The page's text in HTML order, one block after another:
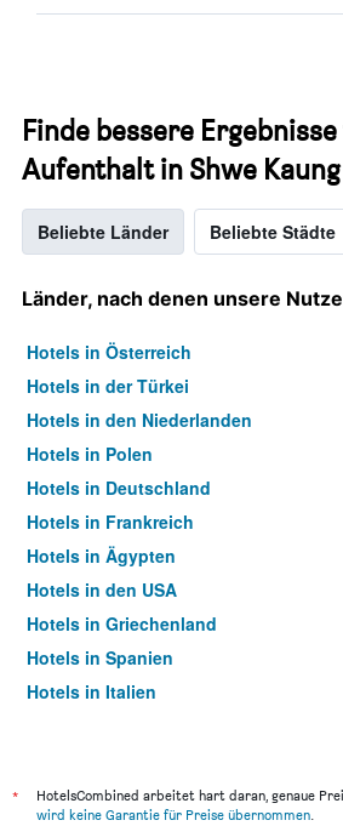
Finde bessere
Aufenthalt in Shwe
Beliebte Länder Beliebte Städte
Länder, nach denen unsere
Hotels in Österreich
Hotels in der Türkei
Hotels in den Niederlanden
Hotels in Polen
Hotels in Deutschland
Hotels in Frankreich
Hotels in Ägypten
Hotels in den USA
Hotels in Griechenland
Hotels in Spanien
Hotels in Italien
*
HotelsCombined arbeitet hart daran, genaue
wird keine Garantie für Preise übernommen.